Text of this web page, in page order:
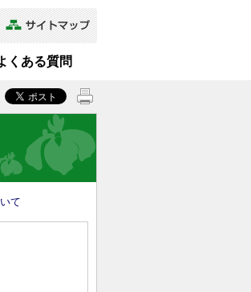
くある質問
て